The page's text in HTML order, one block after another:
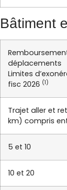
Bâtiment
déplacements
Limites
fisc 2026 (1)
Trajet aller et
km) compris
5 et 10
10 et 20